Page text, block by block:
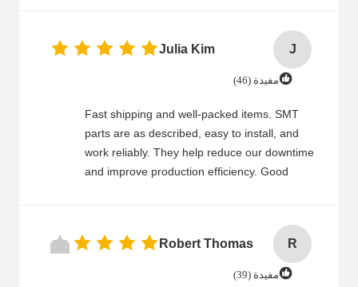
J
Julia Kim
مفيدة (46)
Fast shipping and well-packed items. SMT
parts are as described, easy to install, and
work reliably. They help reduce our downtime
and improve production efficiency. Good
R
Robert Thomas
مفيدة (39)